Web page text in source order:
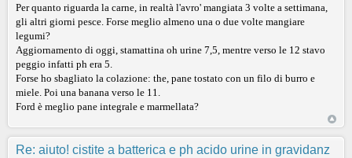
Per quanto riguarda la carne, in realtà l'avro' mangiata 3 volte a settimana,
gli altri giorni pesce. Forse meglio almeno una o due volte mangiare
legumi?
Aggiornamento di oggi, stamattina oh urine 7,5, mentre verso le 12 stavo
peggio infatti ph era 5.
Forse ho sbagliato la colazione: the, pane tostato con un filo di burro e
miele. Poi una banana verso le 11.
Ford è meglio pane integrale e marmellata?
Re: aiuto! cistite a batterica e ph acido urine in gravidanz